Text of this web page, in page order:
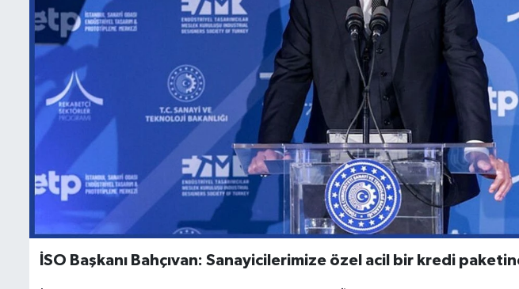
İSO Başkanı Bahçıvan: Sanayicilerimize özel acil bir kredi